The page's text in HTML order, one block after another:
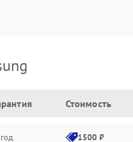
Стоимость
1500 ₽